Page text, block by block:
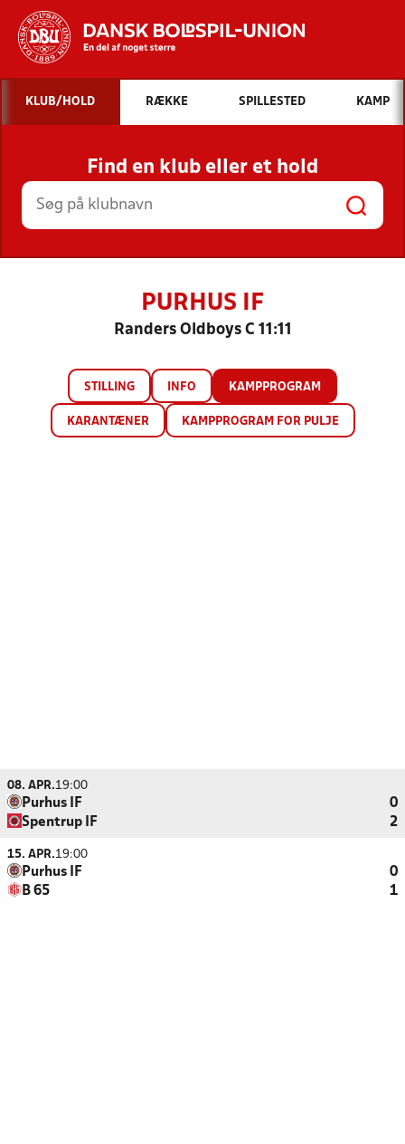
Hvad vil du søge efter?
INDHOLD OG NYHEDER
STILLINGER, RESULTATER, KLUBBER OG
HOLD
KLUB/HOLD RÆKKE SPILLESTED KAMP
Find en klub eller et hold
PURHUS IF
Randers Oldboys C 11:11
STILLING INFO KAMPPROGRAM
KARANTÆNER KAMPPROGRAM FOR PULJE
08. APR.19:00
Purhus IF
0
Spentrup IF
2
15. APR.19:00
Purhus IF
0
B 65
1